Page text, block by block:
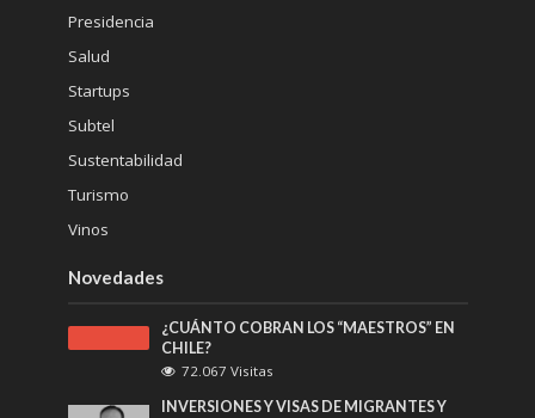
Presidencia
Salud
Startups
Subtel
Sustentabilidad
Turismo
Vinos
Novedades
¿CUÁNTO COBRAN LOS “MAESTROS” EN
CHILE?
72.067 Visitas
INVERSIONES Y VISAS DE MIGRANTES Y